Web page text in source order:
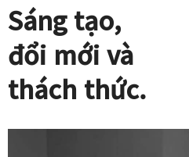
Sáng tạo,
đổi mới và
thách thức.